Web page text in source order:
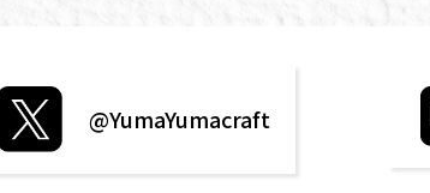
@YumaYumacraft